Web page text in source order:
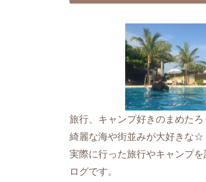
旅行、キャンプ好きのまめた
綺麗な海や街並みが大好きな☆
実際に行った旅行やキャンプ
ログです。